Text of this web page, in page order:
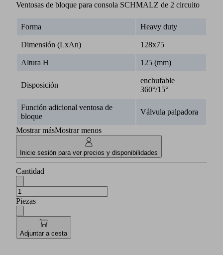
Ventosas de bloque para consola SCHMALZ de 2 circuito
Forma Heavy duty
Dimensión (LxAn) 128x75
Altura H 125 (mm)
Disposición
enchufable
360°/15°
Función adicional ventosa de
bloque
Válvula palpadora
Mostrar másMostrar menos
Inicie sesión para ver precios y disponibilidades
Cantidad
Piezas
Adjuntar a cesta